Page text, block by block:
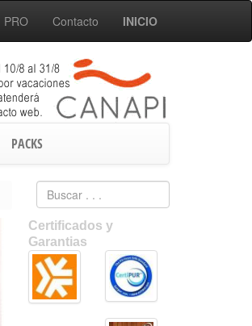
PRO Contacto INICIO
PACKS
Certificados y
Garantias